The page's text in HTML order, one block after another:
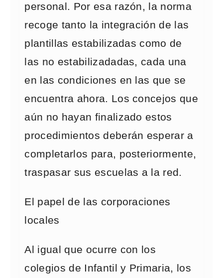
personal. Por esa razón, la norma
recoge tanto la integración de las
plantillas estabilizadas como de
las no estabilizadadas, cada una
en las condiciones en las que se
encuentra ahora. Los concejos que
aún no hayan finalizado estos
procedimientos deberán esperar a
completarlos para, posteriormente,
traspasar sus escuelas a la red.
El papel de las corporaciones
locales
Al igual que ocurre con los
colegios de Infantil y Primaria, los